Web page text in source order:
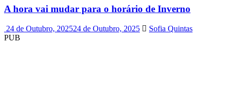
A hora vai mudar para o horário de Inverno
24 de Outubro, 202524 de Outubro, 2025
Sofia Quintas
PUB